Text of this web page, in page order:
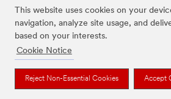
This website uses cookies on your
navigation, analyze site usage, and
based on your interests.
Cookie Notice
Reject Non-Essential Cookies Accept
上述品牌均為3M公司的註